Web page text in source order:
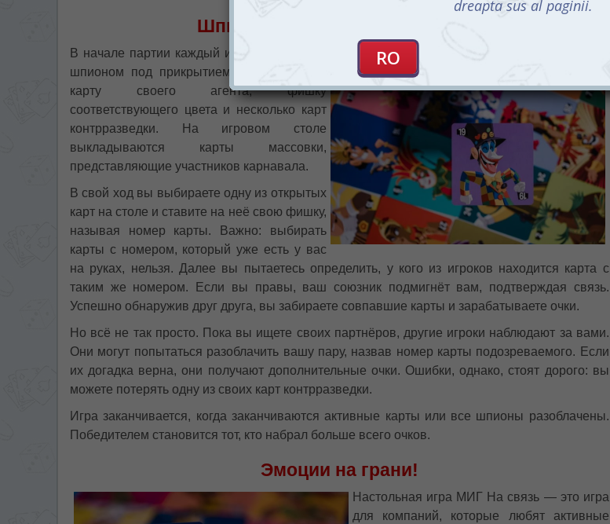
Шпионские интриги в действии
В начале партии каждый игрок становится
шпионом под прикрытием. Вы получаете
карту своего агента, фишку
соответствующего цвета и несколько карт
контрразведки. На игровом столе
выкладываются карты массовки,
представляющие участников карнавала.
В свой ход вы выбираете одну из открытых
карт на столе и ставите на неё свою фишку,
называя номер карты. Важно: выбирать
карты с номером, который уже есть у вас
на руках, нельзя. Далее вы пытаетесь определить, у кого из игроков находится карта с
таким же номером. Если вы правы, ваш союзник подмигнёт вам, подтверждая связь.
Успешно обнаружив друг друга, вы забираете совпавшие карты и зарабатываете очки.
Но всё не так просто. Пока вы ищете своих партнёров, другие игроки наблюдают за вами.
Они могут попытаться разоблачить вашу пару, назвав номер карты подозреваемого. Если
их догадка верна, они получают дополнительные очки. Ошибки, однако, стоят дорого: вы
можете потерять одну из своих карт контрразведки.
Игра заканчивается, когда заканчиваются активные карты или все шпионы разоблачены.
Победителем становится тот, кто набрал больше всего очков.
Эмоции на грани!
Настольная игра МИГ На связь — это игра
для компаний, которые любят активные